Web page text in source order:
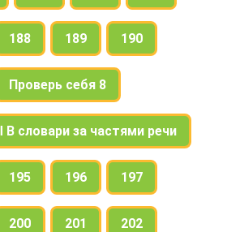
188 189 190
Проверь себя 8
словари за частями речи
195 196 197
200 201 202